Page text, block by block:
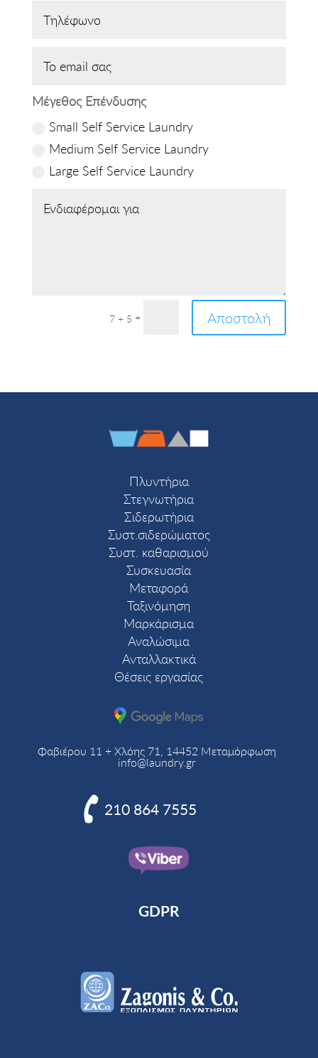
Μέγεθος Επένδυσης
Small Self Service Laundry
Medium Self Service Laundry
Large Self Service Laundry
7 + 5 = Αποστολή
Πλυντήρια
Στεγνωτήρια
Σιδερωτήρια
Συστ.σιδερώματος
Συστ. καθαρισμού
Συσκευασία
Μεταφορά
Ταξινόμηση
Μαρκάρισμα
Αναλώσιμα
Ανταλλακτικά
Θέσεις εργασίας
Φαβιέρου 11 + Χλόης 71, 14452 Μεταμόρφωση
info@laundry.gr
210 864 7555
GDPR